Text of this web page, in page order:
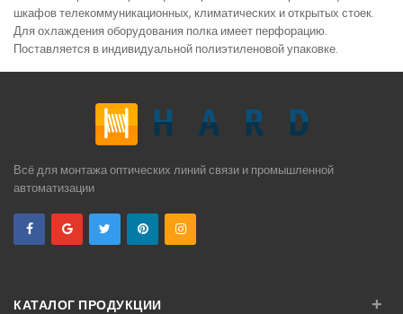
шкафов телекоммуникационных, климатических и открытых стоек.
Для охлаждения оборудования полка имеет перфорацию.
Поставляется в индивидуальной полиэтиленовой упаковке.
Всё для монтажа оптических линий связи и промышленной
автоматизации
КАТАЛОГ ПРОДУКЦИИ +